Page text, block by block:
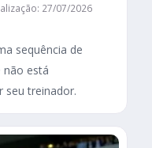
27/07/2026
sequência de
não está
seu treinador.